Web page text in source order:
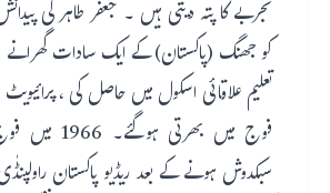
کو جھنگ (پاکستان) کے ایک سادات گھرانے
تعلیم علاقائی اسکول میں حاصل کی ،
فوج میں بھرتی
سبکدوش ہونے کے بعد ریڈیو پاکستان